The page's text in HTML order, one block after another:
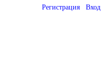
Регистрация Вход